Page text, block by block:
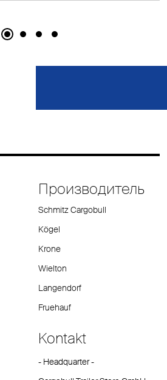
Производитель
Schmitz Cargobull
Kögel
Krone
Wielton
Langendorf
Fruehauf
Kontakt
- Headquarter -